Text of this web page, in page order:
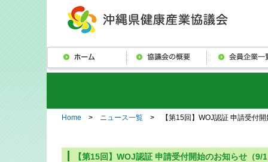
Home > ニュース一覧> 【第15回】WOJ認証 申請受付開
【第15回】WOJ認証 申請受付開始のお知らせ（9/